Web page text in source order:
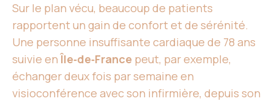
Sur le plan vécu, beaucoup de patients
rapportent un gain de confort et de sérénité.
Une personne insuffisante cardiaque de 78 ans
suivie enÎle‑de‑France peut, par exemple,
échanger deux fois par semaine en
visioconférence avec son infirmière, depuis son